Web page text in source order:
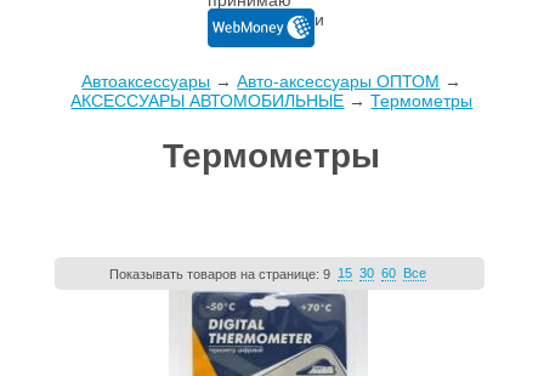
Автоаксессуары →Авто-аксессуары ОПТОМ →
AКСЕССУАРЫ АВТОМОБИЛЬНЫЕ →Термометры
Термометры
Показывать товаров на странице: 9 15 30 60 Все